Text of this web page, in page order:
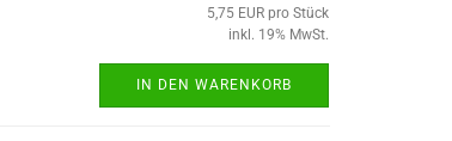
5,75 EUR pro Stück
inkl. 19% MwSt.
IN DEN WARENKORB